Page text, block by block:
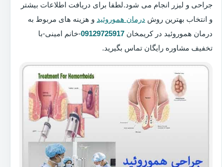
جراحی و لیزر انجام می شود.لطفا برای دریافت اطلاعات بیشتر
و انتخاب بهترین روش درمان هموروئید و هزینه های مربوط به
درمان هموروئید در کریمخان 09129725917-خانم امینی-با
تخفیف مشاوره رایگان تماس بگیرید.